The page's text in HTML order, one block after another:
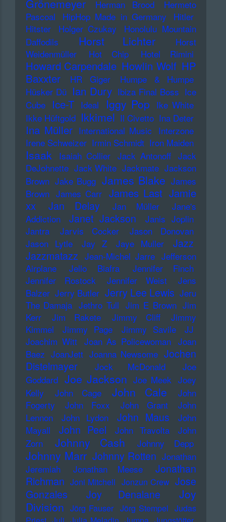
Grönemeyer Herman Brood
Hermeto
Pascoal
HipHop Made in Germany
Hitler
Hitster
Holger Czukay
Honolulu Mountain
Daffodils
Horst Lichter
Horst
Weidenmüller
Hot Chip Hotel Rimini
Howard Carpendale Howlin Wolf HP
Baxxter
HR Giger
Humpe & Humpe
Hüsker Dü Ian Dury Ibiza Final Boss Ice
Cube
Ice-T Ideal Iggy Pop Ike White
Ikke Hüftgold Ikkimel Il Civetto Ina Deter
Ina Müller International Music Interzone
Irene Schweizer Irmin Schmidt Iron Maiden
Isaak Isaiah Collier Jack Antonoff Jack
DeJohnette Jack White Jackmate Jackson
Brown Jake Bugg James Blake James
Brown James Carr James Last Jamie
xx
Jan Delay Jan Müller
Jane's
Addiction
Janet Jackson
Janis Joplin
Jantra
Jarvis Cocker
Jason Donovan
Jason Lytle
Jay Z Jaye Muller
Jazz
Jazzmatazz Jean-Michel Jarre Jefferson
Airplane
Jello Biafra
Jennifer Finch
Jennifer Rostock
Jennifer Weist
Jens
Balzer Jerry Butler Jerry Lee Lewis Jeru
The Damaja Jethro Tull Jim E Brown Jim
Kerr
Jim Rakete Jimmy Cliff
Jimmy
Kimmel
Jimmy Page Jimmy Savile
JJ
Joachim Witt Joan As Policewoman Joan
Baez JoanJett Joanna Newsome Jochen
Distelmayer
Jock McDonald
Joe
Goddard Joe Jackson Joe Meek Joey
Kelly
John Cage John Cale
John
Fogerty
John Foxx John Grant
John
Lennon
John Lydon John Maus
John
Mayall
John Peel John Travolta
John
Zorn
Johnny Cash Johnny Depp
Johnny Marr Johnny Rotten Jonathan
Jeremiah
Jonathan Meese
Jonathan
Richman Joni Mitchell Jonzun Crew Jose
Gonzales
Joy Denalane
Joy
Division Jörg Fauser Jörg Stempel Judas